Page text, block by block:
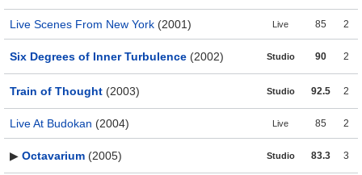
Live Scenes From New York (2001) Live 85 2
Six Degrees of Inner Turbulence (2002) Studio 90 2
Train of Thought (2003) Studio 92.5 2
Live At Budokan (2004) Live 85 2
▶ Octavarium (2005) Studio 83.3 3